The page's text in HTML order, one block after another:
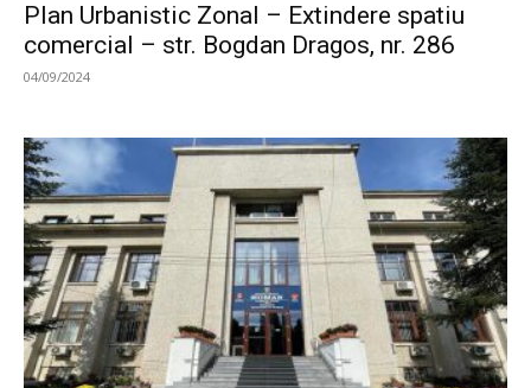
Plan Urbanistic Zonal – Extindere spatiu
comercial – str. Bogdan Dragos, nr. 286
04/09/2024